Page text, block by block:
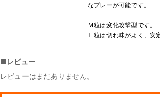
なプレーが可能です。
Ｍ粒は変化攻撃型です。
Ｌ粒は切れ味がよく、安
■レビュー
レビューはまだありません。